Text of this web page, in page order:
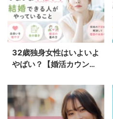
32歳独身女性はいよいよ
やばい？【婚活カウンセ
人がやっていること